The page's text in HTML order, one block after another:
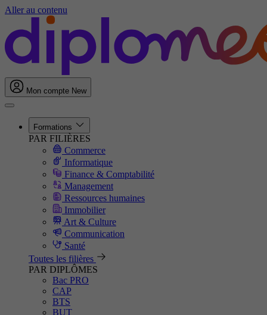
Aller au contenu
Mon compte New
Formations
PAR FILIÈRES
Commerce
Informatique
Finance & Comptabilité
Management
Ressources humaines
Immobilier
Art & Culture
Communication
Santé
Toutes les filières
PAR DIPLÔMES
Bac PRO
CAP
BTS
BUT